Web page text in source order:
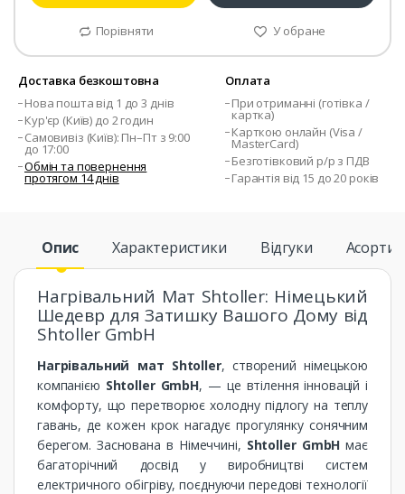
Порівняти У обране
Доставка безкоштовна
Нова пошта від 1 до 3 днів
Кур'єр (Київ) до 2 годин
Самовивіз (Київ): Пн–Пт з 9:00
до 17:00
Обмін та повернення
протягом 14 днів
Оплата
При отриманні (готівка /
картка)
Карткою онлайн (Visa /
MasterCard)
Безготівковий р/р з ПДВ
Гарантія від 15 до 20 років
Опис Характеристики Відгуки
Нагрівальний Мат Shtoller: Німецький
Шедевр для Затишку Вашого Дому від
Shtoller GmbH
Нагрівальний мат Shtoller, створений німецькою
компанією Shtoller GmbH, — це втілення інновацій і
комфорту, що перетворює холодну підлогу на теплу
гавань, де кожен крок нагадує прогулянку сонячним
берегом. Заснована в Німеччині, Shtoller GmbH має
багаторічний досвід у виробництві систем
електричного обігріву, поєднуючи передові технології